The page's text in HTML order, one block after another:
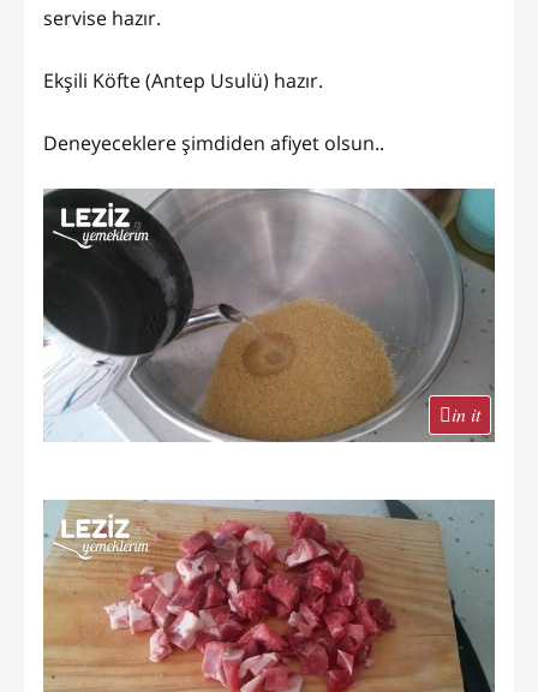
servise hazır.
Ekşili Köfte (Antep Usulü) hazır.
Deneyeceklere şimdiden afiyet olsun..
in it